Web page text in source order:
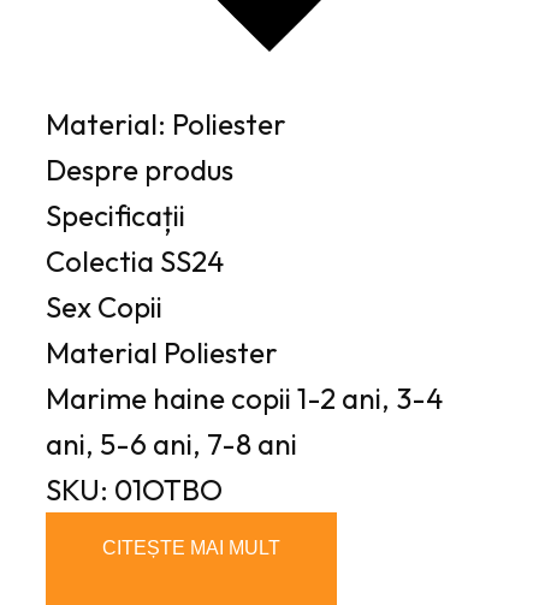
Material: Poliester
Despre produs
Specificații
Colectia SS24
Sex Copii
Material Poliester
Marime haine copii 1-2 ani, 3-4
ani, 5-6 ani, 7-8 ani
SKU: 01OTBO